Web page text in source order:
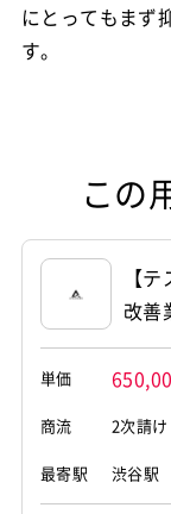
にとってもまず
す。
この
【
改善
単価
商流
2次請け
最寄駅 渋谷駅